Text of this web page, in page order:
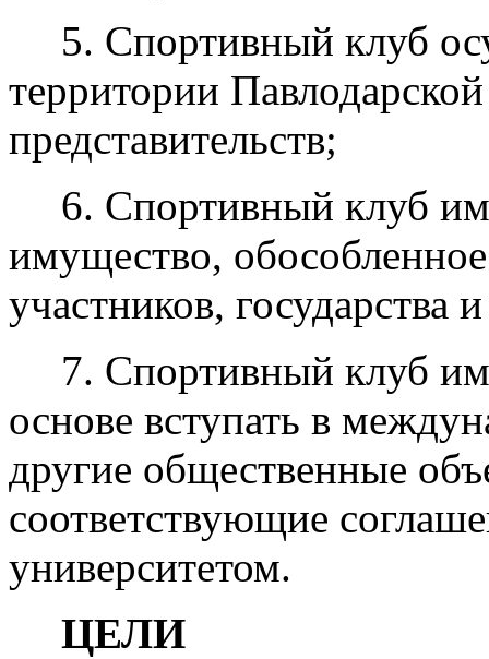
5. Спортивный клуб
территории
представительств;
6. Спортивный клуб
имущество,
участников, государства
7. Спортивный клуб
основе вступать в
другие общественные
соответствующие
университетом.
ЦЕЛИ